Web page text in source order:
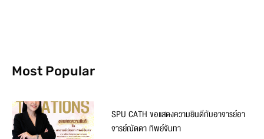
Most Popular
SPU CATH ขอแสดงความยินดีกับอาจารย์อา
จารย์ณัดดา ทิพย์จันทา